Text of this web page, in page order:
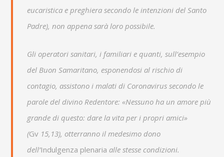
eucaristica e preghiera secondo le intenzioni del Santo
Padre), non appena sarà loro possibile.
Gli operatori sanitari, i familiari e quanti, sull’esempio
del Buon Samaritano, esponendosi al rischio di
contagio, assistono i malati di Coronavirus secondo le
parole del divino Redentore: «Nessuno ha un amore più
grande di questo: dare la vita per i propri amici»
(Gv 15,13), otterranno il medesimo dono
dell’Indulgenza plenariaalle stesse condizioni.